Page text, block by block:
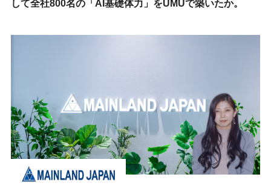
して全社800名の「AI基礎体力」をUMUで築いたか。